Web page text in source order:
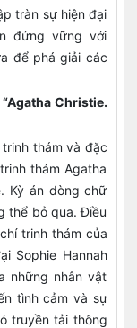
tràn sự hiện đại
đứng vững với
để phá giải các
Christie.
thám và đặc
thám Agatha
Kỳ án dòng chữ
thể bỏ qua. Điều
trinh thám của
Sophie Hannah
những nhân vật
tình cảm và sự
truyền tải thông